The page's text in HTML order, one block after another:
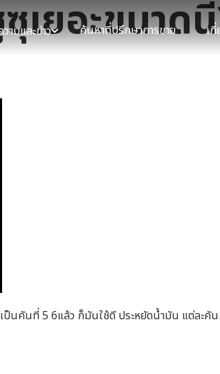
ามและข่าว ค้นหาที่ปรึกษาการขาย เกี่
เยอะขนาด
ป็นคันที่ 5 6แล้ว ก็มันใช้ดี ประหยัดน้ำมัน แต่ละ